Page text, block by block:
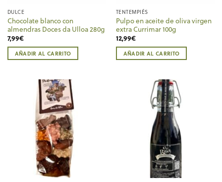
DULCE
Chocolate blanco con
almendras Doces da Ulloa 280g
7,99€
AÑADIR AL CARRITO
TENTEMPIÉS
Pulpo en aceite de oliva virgen
extra Currimar 100g
12,99€
AÑADIR AL CARRITO